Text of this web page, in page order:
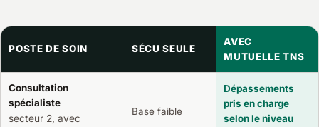
POSTE DE SOIN SÉCU SEULE
AVEC
MUTUELLE TNS
Consultation
spécialiste
secteur 2, avec
Base faible
Dépassements
pris en charge
selon le niveau